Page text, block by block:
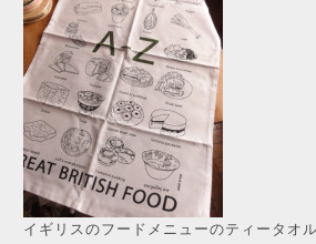
イギリスのフードメニューのティータオ